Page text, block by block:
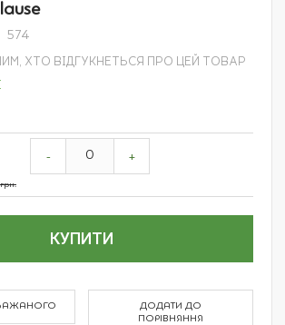
574
ХТО ВІДГУКНЕТЬСЯ ПРО ЦЕЙ ТОВАР
- +
КУПИТИ
ДОДАТИ ДО
ПОРІВНЯННЯ